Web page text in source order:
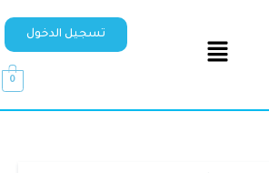
تسجيل الدخول
0